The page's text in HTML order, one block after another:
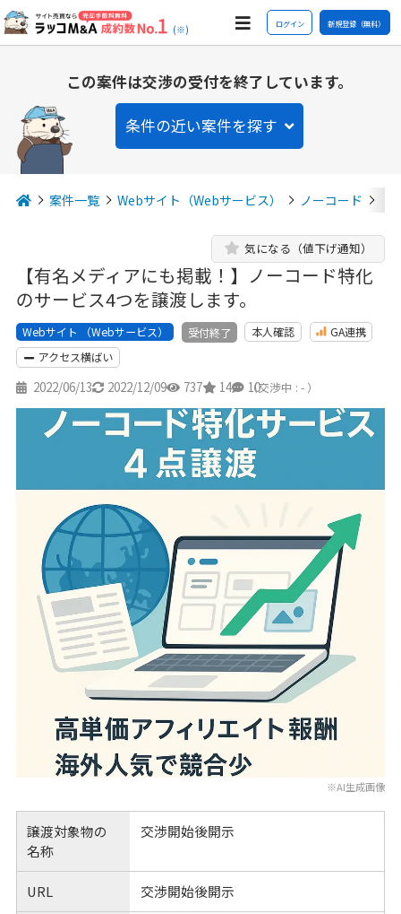
(※) ログイン 新規登録（無料）
この案件は交渉の受付を終了しています。
条件の近い案件を探す
案件一覧 Webサイト（Webサービス） ノーコード
【有名メディアにも掲載！】ノーコード特化
のサービス4つを譲渡します。
気になる（値下げ通知）
Webサイト （Webサービス） 受付終了 本人確認
GA連携
アクセス横ばい
2022/06/13 2022/12/09 737 14 10
（交渉中 : - ）
※AI生成画像
譲渡対象物の
名称
交渉開始後開示
URL 交渉開始後開示